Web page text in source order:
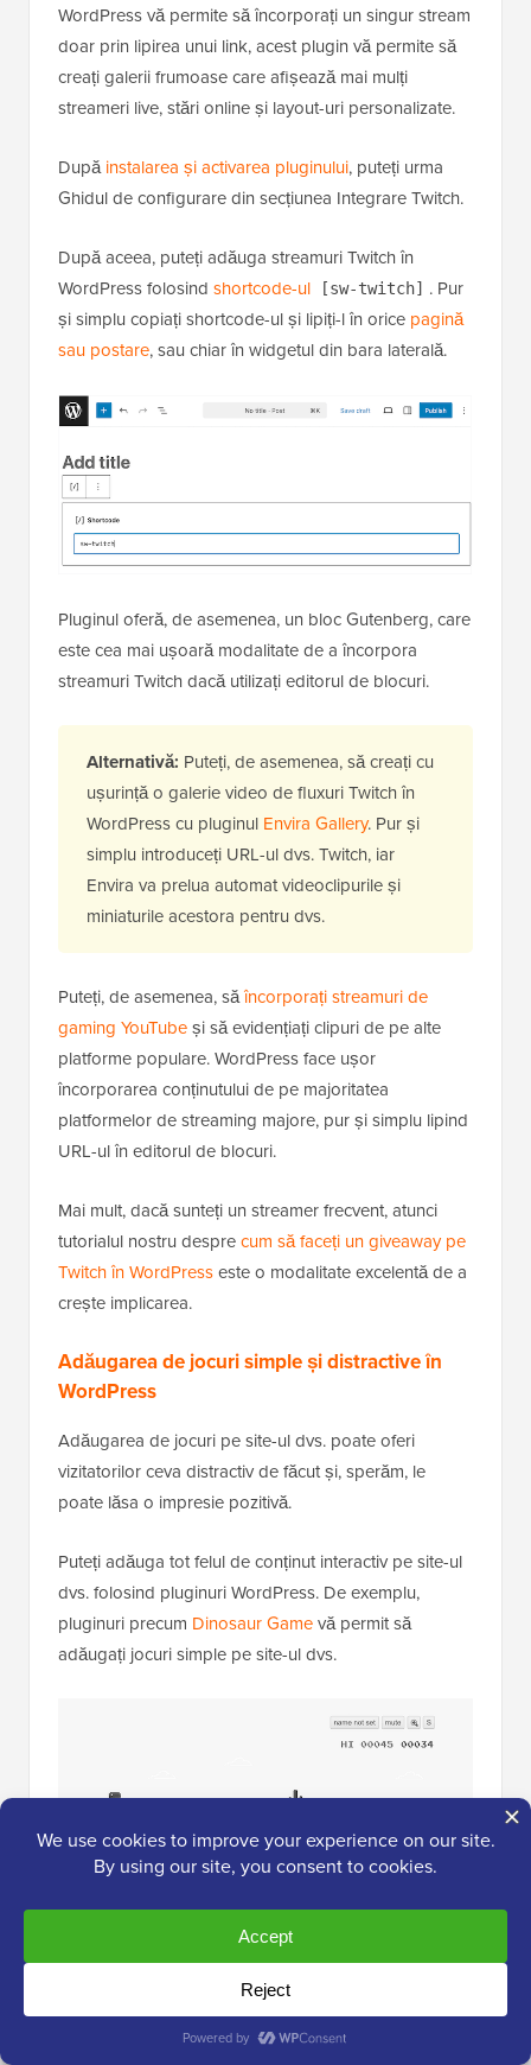
WordPress vă permite să încorporați un singur stream
doar prin lipirea unui link, acest plugin vă permite să
creați galerii frumoase care afișează mai mulți
streameri live, stări online și layout-uri personalizate.
Dupăinstalarea și activarea pluginului, puteți urma
Ghidul de configurare din secțiunea Integrare Twitch.
După aceea, puteți adăuga streamuri Twitch în
WordPress folosind shortcode-ul [sw-twitch] . Pur
și simplu copiați shortcode-ul și lipiți-l în orice pagină
sau postare, sau chiar în widgetul din bara laterală.
Pluginul oferă, de asemenea, un bloc Gutenberg, care
este cea mai ușoară modalitate de a încorpora
streamuri Twitch dacă utilizați editorul de blocuri.
Alternativă: Puteți, de asemenea, să creați cu
ușurință o galerie video de fluxuri Twitch în
WordPress cu pluginul Envira Gallery. Pur și
simplu introduceți URL-ul dvs. Twitch, iar
Envira va prelua automat videoclipurile și
miniaturile acestora pentru dvs.
Puteți, de asemenea, săîncorporați streamuri de
gaming YouTubeși să evidențiați clipuri de pe alte
platforme populare. WordPress face ușor
încorporarea conținutului de pe majoritatea
platformelor de streaming majore, pur și simplu lipind
URL-ul în editorul de blocuri.
Mai mult, dacă sunteți un streamer frecvent, atunci
tutorialul nostru desprecum să faceți un giveaway pe
Twitch în WordPresseste o modalitate excelentă de a
crește implicarea.
Adăugarea de jocuri simple și distractive în
WordPress
Adăugarea de jocuri pe site-ul dvs. poate oferi
vizitatorilor ceva distractiv de făcut și, sperăm, le
poate lăsa o impresie pozitivă.
Puteți adăuga tot felul de conținut interactiv pe site-ul
dvs. folosind pluginuri WordPress. De exemplu,
pluginuri precum Dinosaur Gamevă permit să
adăugați jocuri simple pe site-ul dvs.
cum să instalați un plugin WordPress
Dacă doriți să transformați site-ul dvs. WordPress într-
o platformă de gaming online, recomandăm utilizarea
. Este un plugin premium utilizat de